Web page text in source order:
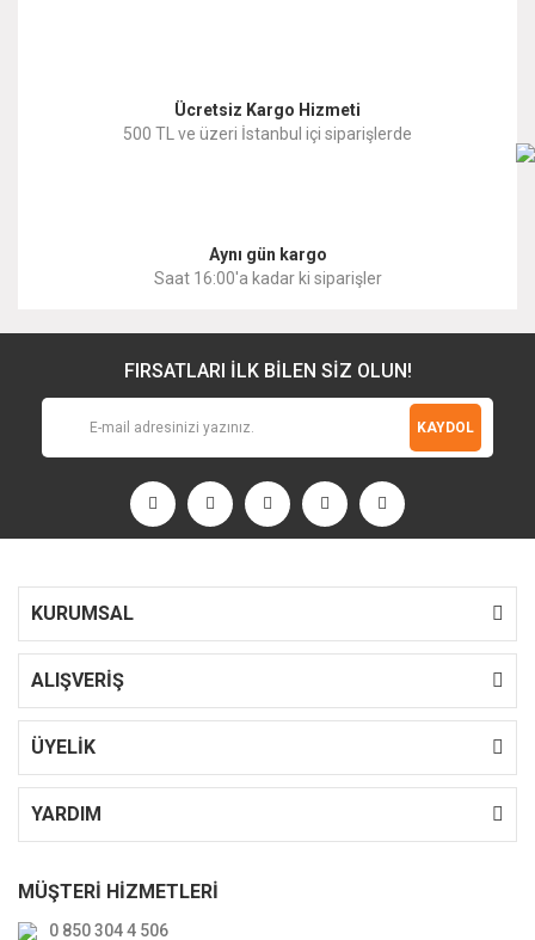
Ücretsiz Kargo Hizmeti
500 TL ve üzeri İstanbul içi siparişlerde
Aynı gün kargo
Saat 16:00'a kadar ki siparişler
FIRSATLARI İLK BİLEN SİZ OLUN!
KAYDOL
KURUMSAL
ALIŞVERİŞ
ÜYELİK
YARDIM
MÜŞTERİ HİZMETLERİ
0 850 304 4 506